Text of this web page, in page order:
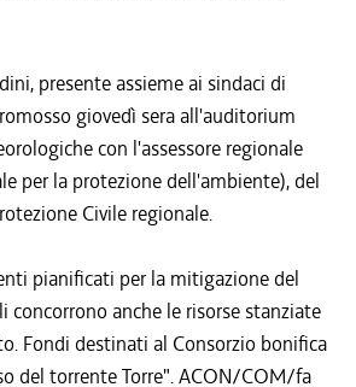
presente assieme ai sindaci di
giovedì sera all'auditorium
con l'assessore regionale
per la protezione dell'ambiente), del
Civile regionale.
pianificati per la mitigazione del
anche le risorse stanziate
Fondi destinati al Consorzio bonifica
del torrente Torre". ACON/COM/fa